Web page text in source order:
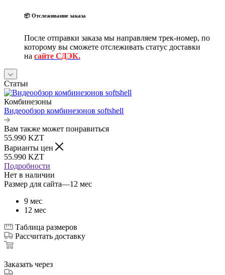
📦 Отслеживание заказа
После отправки заказа мы направляем трек-номер, по
которому вы сможете отслеживать статус доставки
на сайте СДЭК.
Статьи
Комбинезоны
Видеообзор комбинезонов softshell
Вам также может понравиться
55.990 KZT
Варианты цен
55.990 KZT
Подробности
Нет в наличии
Размер для сайта—12 мес
9 мес
12 мес
Таблица размеров
Рассчитать доставку
Заказать через